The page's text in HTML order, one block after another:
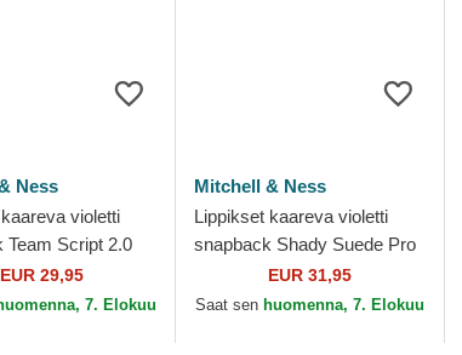
Ness
violetti
Team Script 2.0
Lakers NBA
Ness
EUR 29,95
7. Elokuu
Mitchell & Ness
Lippikset kaareva violetti
snapback Shady Suede Pro
Los Angeles Lakers NBA
Mitchell & Ness
EUR 31,95
Saat sen huomenna, 7. Elokuu